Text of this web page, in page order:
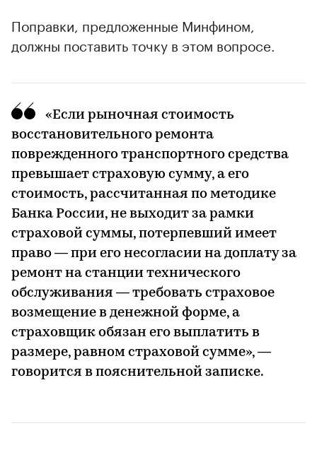
Поправки, предложенные Минфином,
должны поставить точку в этом вопросе.
«Если рыночная стоимость
восстановительного ремонта
поврежденного транспортного средства
превышает страховую сумму, а его
стоимость, рассчитанная по методике
Банка России, не выходит за рамки
страховой суммы, потерпевший имеет
право — при его несогласии на доплату за
ремонт на станции технического
обслуживания — требовать страховое
возмещение в денежной форме, а
страховщик обязан его выплатить в
размере, равном страховой сумме», —
говорится в пояснительной записке.